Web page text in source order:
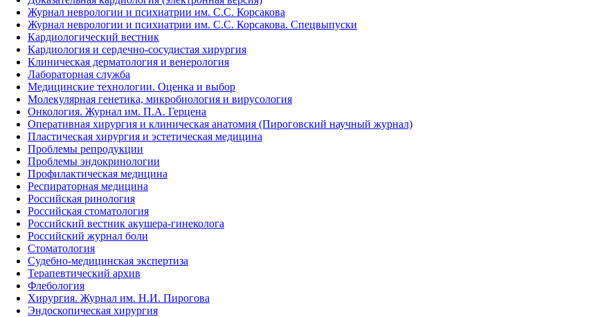
Журнал неврологии и психиатрии им. С.С. Корсакова
Журнал неврологии и психиатрии им. С.С. Корсакова. Спецвыпуски
Кардиологический вестник
Кардиология и сердечно-сосудистая хирургия
Клиническая дерматология и венерология
Лабораторная служба
Медицинские технологии. Оценка и выбор
Молекулярная генетика, микробиология и вирусология
Онкология. Журнал им. П.А. Герцена
Оперативная хирургия и клиническая анатомия (Пироговский научный журнал)
Пластическая хирургия и эстетическая медицина
Проблемы репродукции
Проблемы эндокринологии
Профилактическая медицина
Респираторная медицина
Российская ринология
Российская стоматология
Российский вестник акушера-гинеколога
Российский журнал боли
Стоматология
Судебно-медицинская экспертиза
Терапевтический архив
Флебология
Хирургия. Журнал им. Н.И. Пирогова
Эндоскопическая хирургия